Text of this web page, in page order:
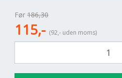
Før 186,30
115,- (92,- uden moms)